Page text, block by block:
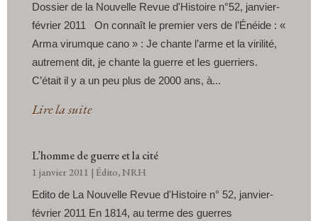
Dossier de la Nouvelle Revue d'Histoire n°52, janvier-
février 2011 On connaît le premier vers de l’Énéide : «
Arma virumque cano » : Je chante l’arme et la virilité,
autrement dit, je chante la guerre et les guerriers.
C’était il y a un peu plus de 2000 ans, à...
Lire la suite
L’homme de guerre et la cité
1 janvier 2011 | Édito,NRH
Edito de La Nouvelle Revue d'Histoire n° 52, janvier-
février 2011 En 1814, au terme des guerres